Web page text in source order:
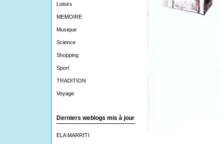
Loisirs
MEMOIRE
Musique
Science
Shopping
Sport
TRADITION
Voyage
Derniers weblogs mis à jour
ELA MARRITI